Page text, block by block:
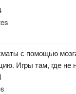
с помощью
Игры там, где не